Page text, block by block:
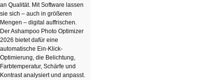
an Qualität. Mit Software lassen
sie sich – auch in größeren
Mengen – digital auffrischen.
Der Ashampoo Photo Optimizer
2026 bietet dafür eine
automatische Ein-Klick-
Optimierung, die Belichtung,
Farbtemperatur, Schärfe und
Kontrast analysiert und anpasst.